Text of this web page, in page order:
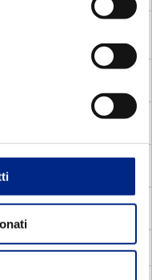
polarità
carcassa standard
per motori elettrici